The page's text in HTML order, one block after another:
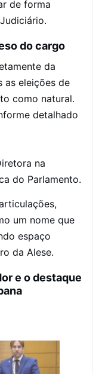
de forma
do cargo
da
as eleições de
como natural.
detalhado
na
do Parlamento.
um nome que
espaço
da Alese.
e o destaque